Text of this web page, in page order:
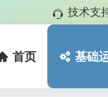
技术支
首页 基础